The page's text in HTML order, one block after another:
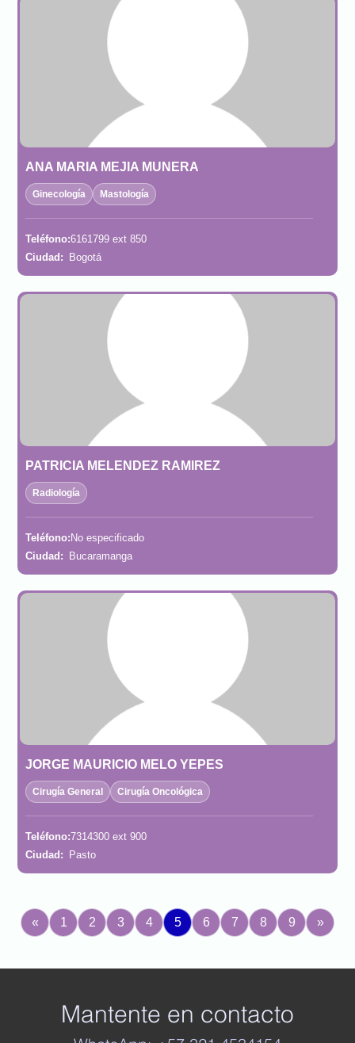
ANA MARIA MEJIA MUNERA
Ginecología Mastología
Teléfono:6161799 ext 850
Ciudad:
Bogotá
PATRICIA MELENDEZ RAMIREZ
Radiología
Teléfono: No especificado
Ciudad:
Bucaramanga
JORGE MAURICIO MELO YEPES
Cirugía General Cirugía Oncológica
Teléfono:7314300 ext 900
Ciudad:
Pasto
« 1 2 3 4 5 6 7 8 9 »
Mantente en contacto